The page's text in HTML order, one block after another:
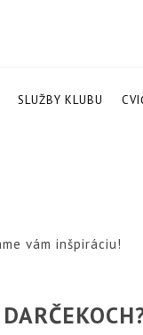
SLUŽBY KLUBU
vám inšpiráciu!